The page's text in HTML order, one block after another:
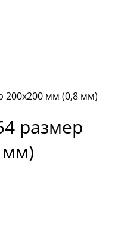
200х200 мм (0,8 мм)
размер
мм)